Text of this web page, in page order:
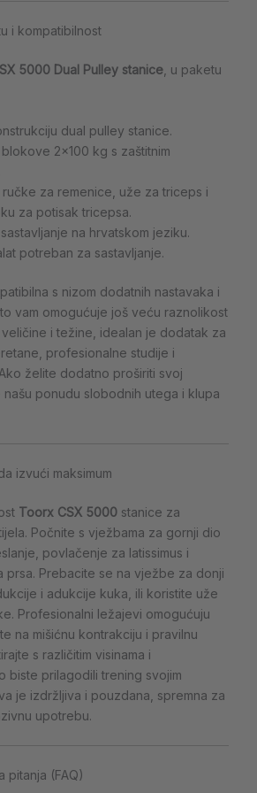
i kompatibilnost
5000 Dual Pulley stanice , u paketu
dual pulley stanice.
2×100 kg s zaštitnim
ručke za remenice, uže za triceps i
za potisak tricepsa.
na hrvatskom jeziku.
potreban za sastavljanje.
s nizom dodatnih nastavaka i
vam omogućuje još veću raznolikost
i težine, idealan je dodatak za
profesionalne studije i
želite dodatno proširiti svoj
ponudu slobodnih utega i klupa
izvući maksimum
Toorx CSX 5000 stanice za
Počnite s vježbama za gornji dio
povlačenje za latissimus i
prsa. Prebacite se na vježbe za donji
i adukcije kuka, ili koristite uže
Profesionalni ležajevi omogućuju
na mišićnu kontrakciju i pravilnu
s različitim visinama i
biste prilagodili trening svojim
je izdržljiva i pouzdana, spremna za
upotrebu.
pitanja (FAQ)